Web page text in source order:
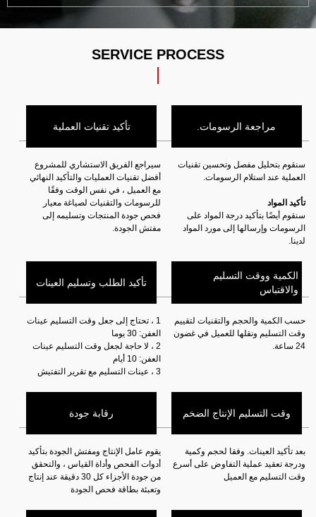
SERVICE PROCESS
مراجعة الرسومات.
سنقوم بتحليل مفصل وتحسين تقنيات
العملية عند استلام الرسومات.
تأكيد المواد
سنقوم أيضًا بتأكيد درجة المواد على
الرسومات وإرسالها إلى مورد المواد
لدينا.
تأكيد تقنيات العملية
سيراجع الفريق الاستشاري للمشروع
أفضل تقنيات العمليات والتأكيد النهائي
مع العميل ، في نفس الوقت وفقًا
للرسومات والتقنيات لصياغة معيار
فحص جودة المنتجات وتسليمه إلى
مفتش الجودة.
الكمية ووقت التسليم
والاقتباس
حسب الكمية والحجم والتقنيات لتقييم
وقت التسليم ونقلها للعميل في غضون
24 ساعة.
تأكيد الطلب وتسليم العينات
1 ، تحتاج إلى جعل وقت التسليم عينات
العفن: 30 يوما
2 ، لا حاجة لجعل وقت التسليم عينات
العفن: 10 أيام
3 ، عينات التسليم مع تقرير التفتيش
وقت التسليم الإنتاج الضخم
بعد تأكيد العينات. وفقا لحجم وكمية
ودرجة تعقيد عملية التفاوض على أسرع
وقت التسليم مع العميل
رقابة جودة
يقوم عامل الإنتاج ومفتش الجودة بتأكيد
أدوات الفحص وأداة القياس ، والتحقق
من جودة الأجزاء كل 30 دقيقة عند إنتاج
وتعبئة بطاقة فحص الجودة